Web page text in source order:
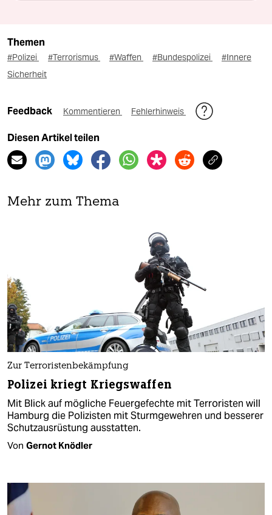
Themen
#Polizei #Terrorismus #Waffen #Bundespolizei
#Innere
Sicherheit
Feedback Kommentieren Fehlerhinweis
Diesen Artikel teilen
Mehr zum Thema
Zur Terroristenbekämpfung
Polizei kriegt Kriegswaffen
Mit Blick auf mögliche Feuergefechte mit Terroristen will
Hamburg die Polizisten mit Sturmgewehren und besserer
Schutzausrüstung ausstatten.
Von Gernot Knödler